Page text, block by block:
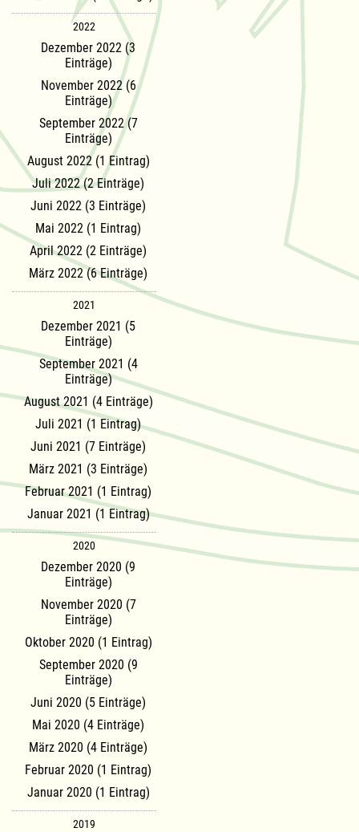
2022
Dezember 2022 (3
Einträge)
November 2022 (6
Einträge)
September 2022 (7
Einträge)
August 2022 (1 Eintrag)
Juli 2022 (2 Einträge)
Juni 2022 (3 Einträge)
Mai 2022 (1 Eintrag)
April 2022 (2 Einträge)
März 2022 (6 Einträge)
2021
Dezember 2021 (5
Einträge)
September 2021 (4
Einträge)
August 2021 (4 Einträge)
Juli 2021 (1 Eintrag)
Juni 2021 (7 Einträge)
März 2021 (3 Einträge)
Februar 2021 (1 Eintrag)
Januar 2021 (1 Eintrag)
2020
Dezember 2020 (9
Einträge)
November 2020 (7
Einträge)
Oktober 2020 (1 Eintrag)
September 2020 (9
Einträge)
Juni 2020 (5 Einträge)
Mai 2020 (4 Einträge)
März 2020 (4 Einträge)
Februar 2020 (1 Eintrag)
Januar 2020 (1 Eintrag)
2019